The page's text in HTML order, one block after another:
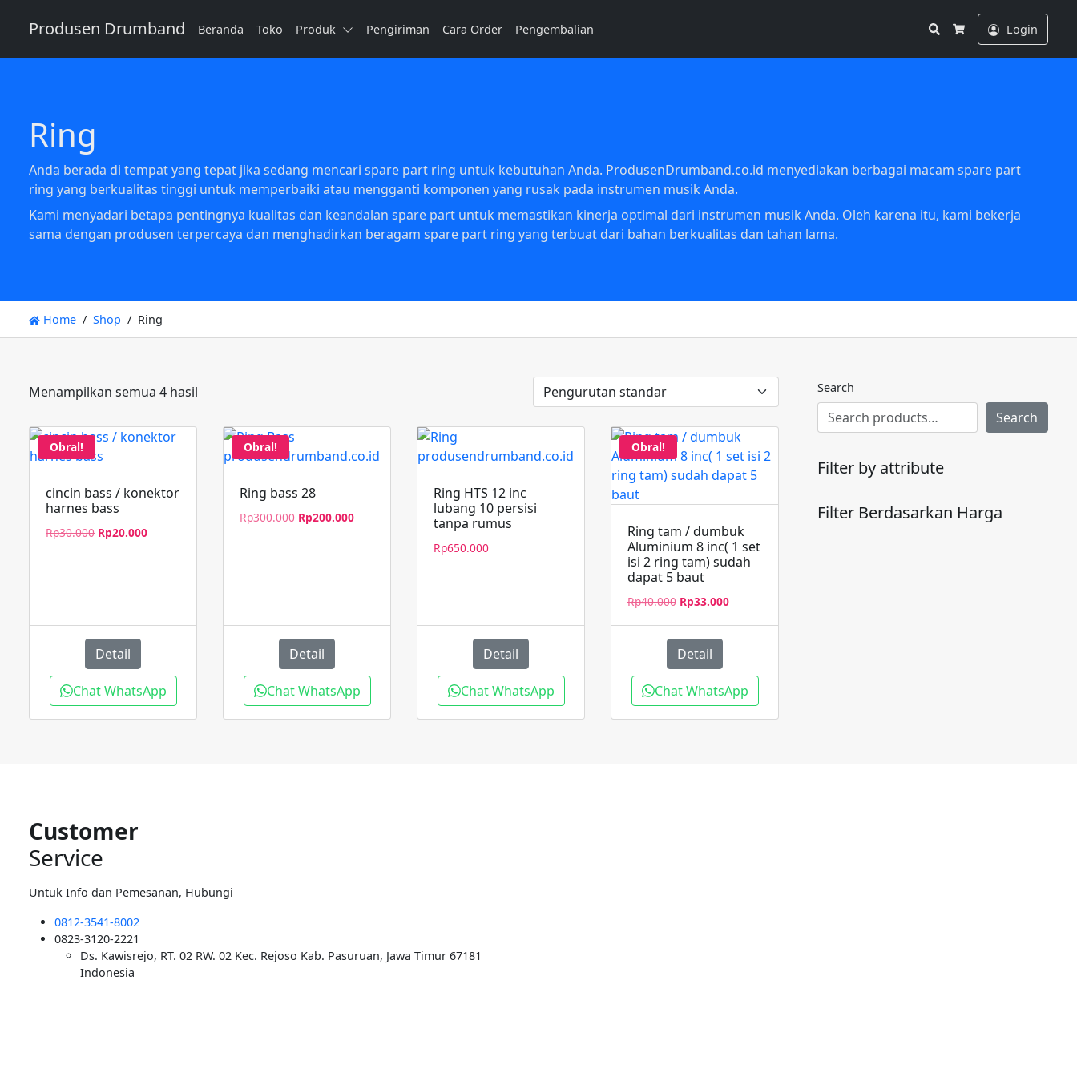
Produsen Drumband Beranda Toko Produk Pengiriman Cara Order Pengembalian
Search
Cart
Login
Ring
Anda berada di tempat yang tepat jika sedang mencari spare part ring untuk kebutuhan Anda. ProdusenDrumband.co.id menyediakan berbagai macam spare part
ring yang berkualitas tinggi untuk memperbaiki atau mengganti komponen yang rusak pada instrumen musik Anda.
Kami menyadari betapa pentingnya kualitas dan keandalan spare part untuk memastikan kinerja optimal dari instrumen musik Anda. Oleh karena itu, kami bekerja
sama dengan produsen terpercaya dan menghadirkan beragam spare part ring yang terbuat dari bahan berkualitas dan tahan lama.
Home Shop Ring
Menampilkan semua 4 hasil
Obral!
cincin bass / konektor
harnes bass
Rp30.000 Harga
Rp20.000Harga
Detail
Chat WhatsApp
Obral!
Ring bass 28
Rp300.000 Harga
Rp200.000Harga
Detail
Chat WhatsApp
Ring HTS 12 inc
lubang 10 persisi
tanpa rumus
Rp650.000
Detail
Chat WhatsApp
Obral!
Ring tam / dumbuk
Aluminium 8 inc( 1 set
isi 2 ring tam) sudah
dapat 5 baut
Rp40.000 Harga
Rp40.000.
Rp33.000Harga
Detail
Chat WhatsApp
Search
Search
Filter by attribute
Filter Berdasarkan Harga
Customer
Service
Untuk Info dan Pemesanan, Hubungi
0812-3541-8002
0823-3120-2221
Ds. Kawisrejo, RT. 02 RW. 02 Kec. Rejoso Kab. Pasuruan, Jawa Timur 67181
Indonesia